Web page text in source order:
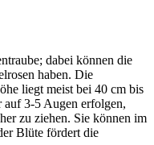
dabei können die
haben. Die
liegt meist bei 40 cm bis
3-5 Augen erfolgen,
zu ziehen. Sie können im
Blüte fördert die